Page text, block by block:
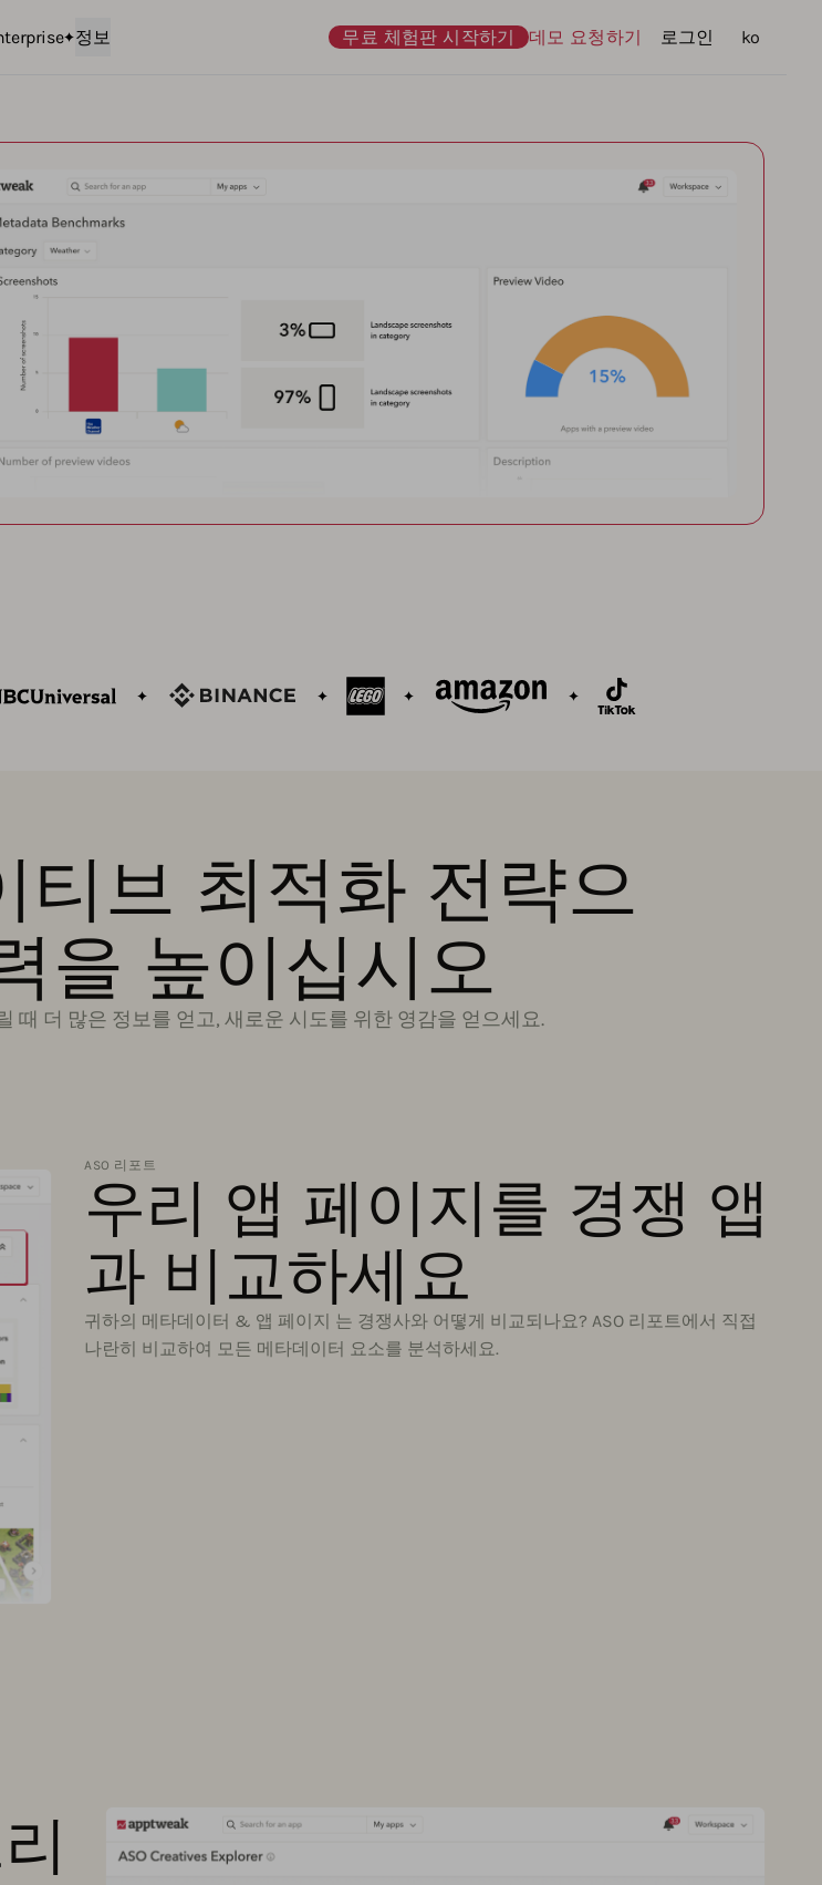
정보 무료 체험판 시작하기 데모 요청하기 로그인 언어
ko
티브 최적화 전략으
을 높이십시오
때 더 많은 정보를 얻고, 새로운 시도를 위한 영감을 얻으세요.
ASO 리포트
우리 앱 페이지를 경쟁 앱
과 비교하세요
귀하의 메타데이터 & 앱 페이지 는 경쟁사와 어떻게 비교되나요? ASO 리포트에서 직접
나란히 비교하여 모든 메타데이터 요소를 분석하세요.